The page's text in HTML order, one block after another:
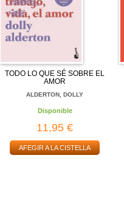
TODO LO QUE SÉ SOBRE EL
AMOR
ALDERTON, DOLLY
Disponible
11,95 €
AFEGIR A LA CISTELLA